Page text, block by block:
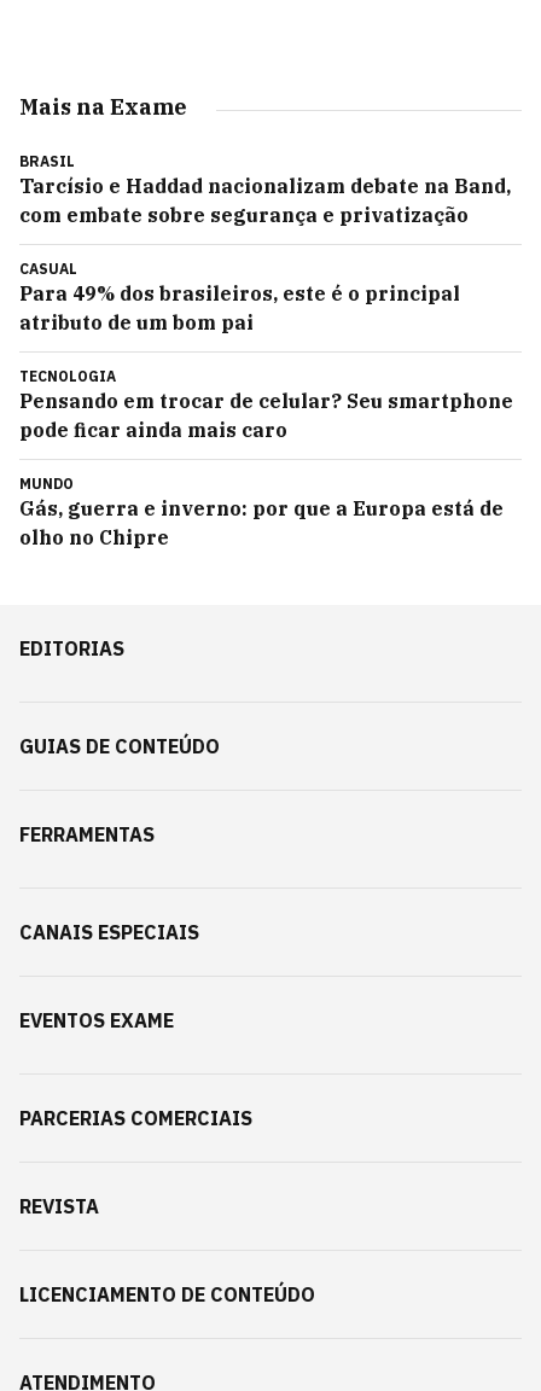
Mais na Exame
BRASIL
Tarcísio e Haddad nacionalizam debate na Band,
com embate sobre segurança e privatização
CASUAL
Para 49% dos brasileiros, este é o principal
atributo de um bom pai
TECNOLOGIA
Pensando em trocar de celular? Seu smartphone
pode ficar ainda mais caro
MUNDO
Gás, guerra e inverno: por que a Europa está de
olho no Chipre
EDITORIAS
GUIAS DE CONTEÚDO
FERRAMENTAS
CANAIS ESPECIAIS
EVENTOS EXAME
PARCERIAS COMERCIAIS
REVISTA
LICENCIAMENTO DE CONTEÚDO
ATENDIMENTO